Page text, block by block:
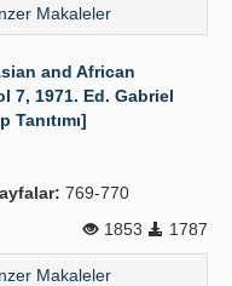
Makaleler
and African
7, 1971. Ed. Gabriel
769-770
1853
1787
Makaleler